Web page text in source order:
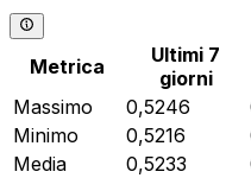
Metrica
Ultimi 7
giorni
Massimo
0,5246
Minimo
0,5216
Media
0,5233